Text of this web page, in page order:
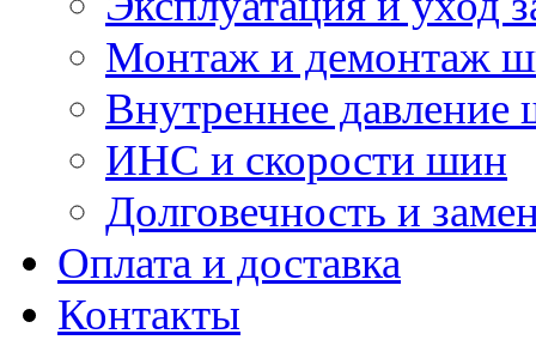
Монтаж и демонтаж
Внутреннее давление
ИНС и скорости шин
Долговечность и
Оплата и доставка
Контакты